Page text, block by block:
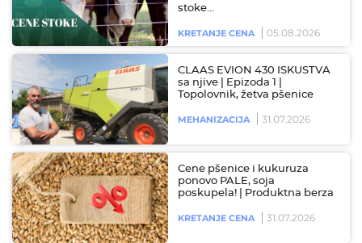
stoke…
KRETANJE CENA 05.08.2026
CLAAS EVION 430 ISKUSTVA
sa njive | Epizoda 1 |
Topolovnik, žetva pšenice
MEHANIZACIJA 31.07.2026
Cene pšenice i kukuruza
ponovo PALE, soja
poskupela! | Produktna berza
KRETANJE CENA 31.07.2026